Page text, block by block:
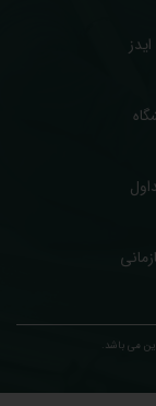
می باشد.